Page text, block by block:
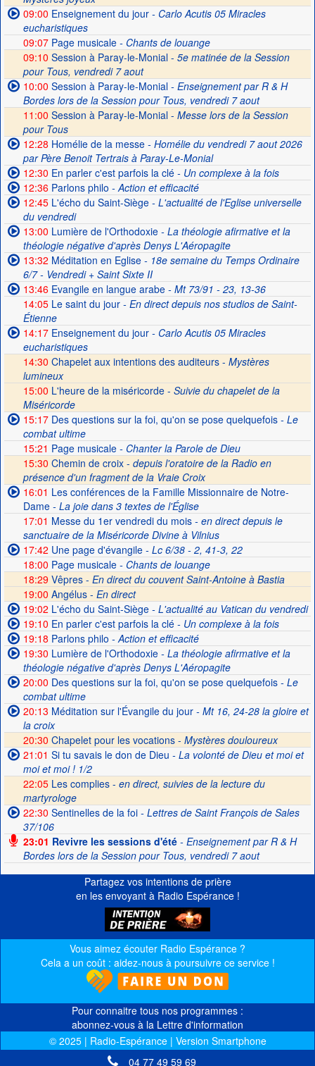
09:00 Enseignement du jour- Carlo Acutis 05 Miracles
eucharistiques
09:07Page musicale- Chants de louange
09:10 Session à Paray-le-Monial - 5e matinée de la Session
pour Tous, vendredi 7 aout
10:00 Session à Paray-le-Monial- Enseignement par R & H
Bordes lors de la Session pour Tous, vendredi 7 aout
11:00 Session à Paray-le-Monial - Messe lors de la Session
pour Tous
12:28 Homélie de la messe- Homélie du vendredi 7 aout 2026
par Père Benoit Tertrais à Paray-Le-Monial
12:30 En parler c'est parfois la clé- Un complexe à la fois
12:36Parlons philo - Action et efficacité
12:45L'écho du Saint-Siège- L'actualité de l'Eglise universelle
du vendredi
13:00 Lumière de l'Orthodoxie- La théologie afirmative et la
théologie négative d'après Denys L'Aéropagite
13:32 Méditation en Eglise- 18e semaine du Temps Ordinaire
6/7 - Vendredi + Saint Sixte II
13:46Evangile en langue arabe- Mt 73/91 - 23, 13-36
14:05Le saint du jour- En direct depuis nos studios de Saint-
Étienne
14:17Enseignement du jour- Carlo Acutis 05 Miracles
eucharistiques
14:30 Chapelet aux intentions des auditeurs - Mystères
lumineux
15:00 L'heure de la miséricorde - Suivie du chapelet de la
Miséricorde
15:17Des questions sur la foi, qu'on se pose quelquefois- Le
combat ultime
15:21 Page musicale- Chanter la Parole de Dieu
15:30 Chemin de croix - depuis l'oratoire de la Radio en
présence d'un fragment de la Vraie Croix
16:01 Les conférences de la Famille Missionnaire de Notre-
Dame- La joie dans 3 textes de l'Église
17:01 Messe du 1er vendredi du mois- en direct depuis le
sanctuaire de la Miséricorde Divine à Vilnius
17:42 Une page d'évangile- Lc 6/38 - 2, 41-3, 22
18:00 Page musicale- Chants de louange
18:29 Vêpres - En direct du couvent Saint-Antoine à Bastia
19:00 Angélus - En direct
19:02 L'écho du Saint-Siège- L'actualité au Vatican du vendredi
19:10 En parler c'est parfois la clé- Un complexe à la fois
19:18 Parlons philo - Action et efficacité
19:30 Lumière de l'Orthodoxie- La théologie afirmative et la
théologie négative d'après Denys L'Aéropagite
20:00 Des questions sur la foi, qu'on se pose quelquefois- Le
combat ultime
20:13 Méditation sur l'Évangile du jour- Mt 16, 24-28 la gloire et
la croix
20:30 Chapelet pour les vocations - Mystères douloureux
21:01 Si tu savais le don de Dieu - La volonté de Dieu et moi et
moi et moi ! 1/2
22:05Les complies - en direct, suivies de la lecture du
martyrologe
22:30 Sentinelles de la foi- Lettres de Saint François de Sales
37/106
23:01 Revivre les sessions d'été- Enseignement par R & H
Bordes lors de la Session pour Tous, vendredi 7 aout
Partagez vos intentions de prière
en les envoyant à Radio Espérance !
Vous aimez écouter Radio Espérance ?
Cela a un coût : aidez-nous à poursuivre ce service !
Pour connaitre tous nos programmes :
abonnez-vous à la Lettre d'information
© 2025 | Radio-Espérance | Version Smartphone
04 77 49 59 69